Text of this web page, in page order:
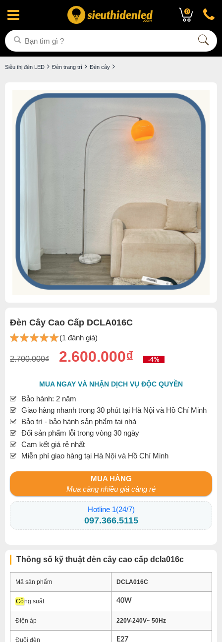
0
Siêu thị đèn LED Đèn trang trí Đèn cây
Đèn Cây Cao Cấp DCLA016C
(1 đánh giá)
2.700.000₫ 2.600.000₫ -4%
MUA NGAY VÀ NHẬN DỊCH VỤ ĐỘC QUYỀN
Bảo hành: 2 năm
Giao hàng nhanh trong 30 phút tại Hà Nội và Hồ Chí Minh
Bảo trì - bảo hành sản phẩm tại nhà
Đổi sản phẩm lỗi trong vòng 30 ngày
Cam kết giá rẻ nhất
Miễn phí giao hàng tại Hà Nội và Hồ Chí Minh
MUA HÀNG
Mua càng nhiều giá càng rẻ
Hotline 1(24/7)
097.366.5115
Thông số kỹ thuật đèn cây cao cấp dcla016c
Mã sản phẩm DCLA016C
Công suất 40W
Điện áp 220V-240V~ 50Hz
Đuôi đèn E27